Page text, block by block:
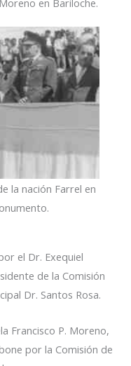
la nación Farrel en
el Dr. Exequiel
de la Comisión
Dr. Santos Rosa.
Francisco P. Moreno,
por la Comisión de